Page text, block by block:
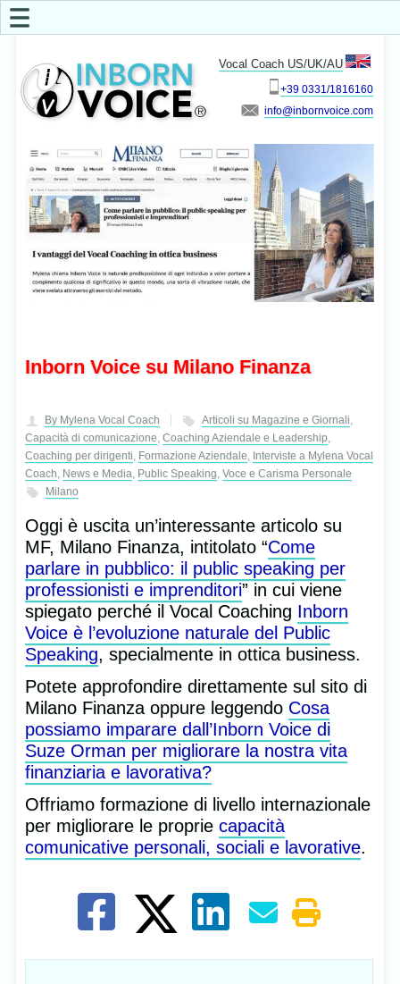
Vocal Coach US/UK/AU
+39 0331/1816160
info
☰
Inborn Voice su Milano Finanza
By Mylena Vocal Coach Articoli su Magazine e Giornali,
Capacità di comunicazione, Coaching Aziendale e Leadership,
Coaching per dirigenti, Formazione Aziendale, Interviste a Mylena Vocal
Coach, News e Media, Public Speaking, Voce e Carisma Personale
Milano
Oggi è uscita un’interessante articolo su
MF, Milano Finanza, intitolato “Come
parlare in pubblico: il public speaking per
professionisti e imprenditori” in cui viene
spiegato perché il Vocal Coaching Inborn
Voice è l’evoluzione naturale del Public
Speaking, specialmente in ottica business.
Potete approfondire direttamente sul sito di
Milano Finanza oppure leggendo Cosa
possiamo imparare dall’Inborn Voice di
Suze Orman per migliorare la nostra vita
finanziaria e lavorativa?
Offriamo formazione di livello internazionale
per migliorare le proprie capacità
comunicative personali, sociali e lavorative.